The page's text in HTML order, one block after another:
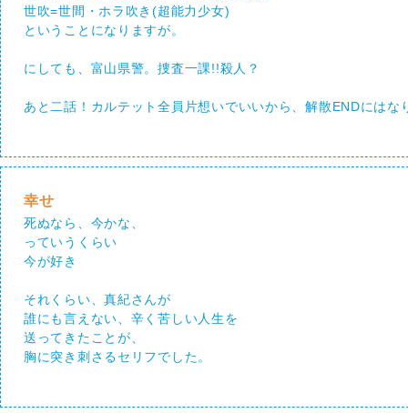
世吹=世間・ホラ吹き(超能力少女)
ということになりますが。
にしても、富山県警。捜査一課!!殺人？
あと二話！カルテット全員片想いでいいから、解散ENDにはな
幸せ
死ぬなら、今かな、
っていうくらい
今が好き
それくらい、真紀さんが
誰にも言えない、辛く苦しい人生を
送ってきたことが、
胸に突き刺さるセリフでした。